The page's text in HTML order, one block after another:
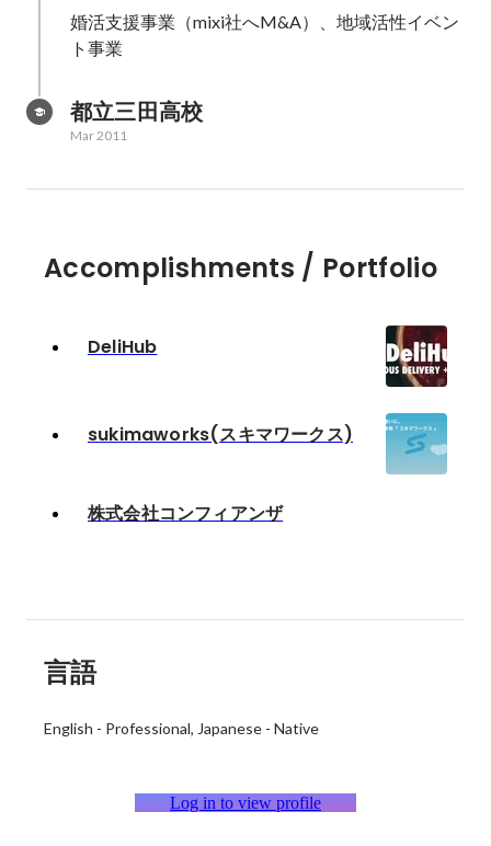
婚活支援事業（mixi社へM&A）、地域活性イベン
ト事業
都立三田高校
Mar 2011
Accomplishments / Portfolio
DeliHub
sukimaworks(スキマワークス)
株式会社コンフィアンザ
言語
English - Professional Japanese - Native
Log in to view profile